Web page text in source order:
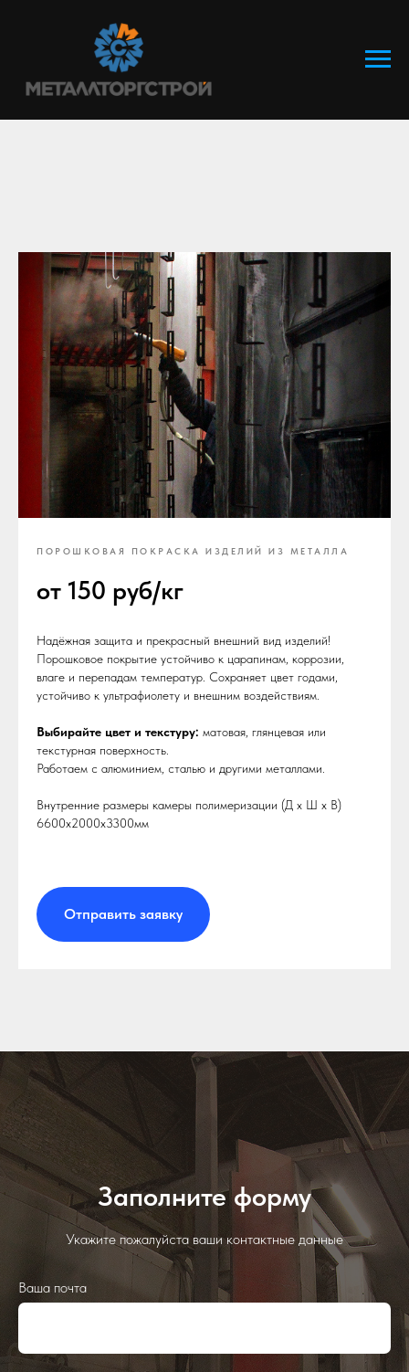
ПОРОШКОВАЯ ПОКРАСКА ИЗДЕЛИЙ ИЗ МЕТАЛЛА
от 150 руб/кг
Надёжная защита и прекрасный внешний вид изделий!
Порошковое покрытие устойчиво к царапинам, коррозии,
влаге и перепадам температур. Сохраняет цвет годами,
устойчиво к ультрафиолету и внешним воздействиям.
Выбирайте цвет и текстуру: матовая, глянцевая или
текстурная поверхность.
Работаем с алюминием, сталью и другими металлами.
Внутренние размеры камеры полимеризации (Д х Ш х В)
6600х2000х3300мм
Отправить заявку
Заполните форму
Укажите пожалуйста ваши контактные данные
Ваша почта